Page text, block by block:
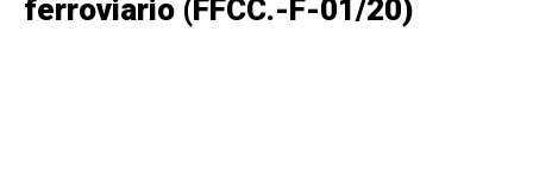
ferroviario (FFCC.-F-01/20)